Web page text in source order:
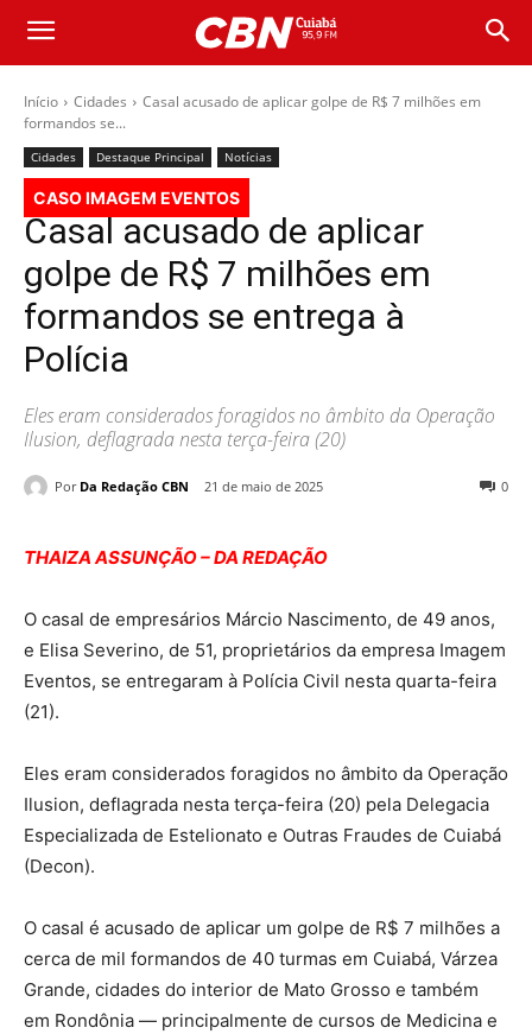
Início Cidades
Casal acusado de aplicar golpe de R$ 7 milhões em
formandos se...
Cidades Destaque Principal Notícias
CASO IMAGEM EVENTOS
Casal acusado de aplicar
golpe de R$ 7 milhões em
formandos se entrega à
Polícia
Eles eram considerados foragidos no âmbito da Operação
Ilusion, deflagrada nesta terça-feira (20)
Por Da Redação CBN 21 de maio de 2025 0
THAIZA ASSUNÇÃO – DA REDAÇÃO
O casal de empresários Márcio Nascimento, de 49 anos,
e Elisa Severino, de 51, proprietários da empresa Imagem
Eventos, se entregaram à Polícia Civil nesta quarta-feira
(21).
Eles eram considerados foragidos no âmbito da Operação
Ilusion, deflagrada nesta terça-feira (20) pela Delegacia
Especializada de Estelionato e Outras Fraudes de Cuiabá
(Decon).
O casal é acusado de aplicar um golpe de R$ 7 milhões a
cerca de mil formandos de 40 turmas em Cuiabá, Várzea
Grande, cidades do interior de Mato Grosso e também
em Rondônia — principalmente de cursos de Medicina e